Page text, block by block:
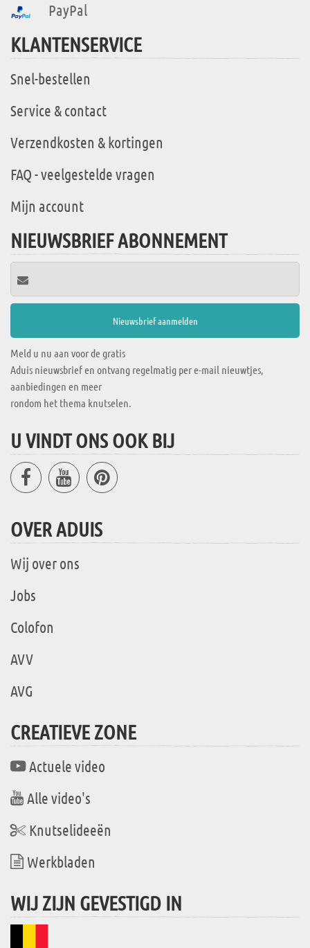
PayPal
KLANTENSERVICE
Snel-bestellen
Service & contact
Verzendkosten & kortingen
FAQ - veelgestelde vragen
Mijn account
NIEUWSBRIEF ABONNEMENT
Meld u nu aan voor de gratis
Aduis nieuwsbrief en ontvang regelmatig per e-mail nieuwtjes,
aanbiedingen en meer
rondom het thema knutselen.
U VINDT ONS OOK BIJ
OVER ADUIS
Wij over ons
Jobs
Colofon
AVV
AVG
CREATIEVE ZONE
Actuele video
Alle video's
Knutselideeën
Werkbladen
WIJ ZIJN GEVESTIGD IN